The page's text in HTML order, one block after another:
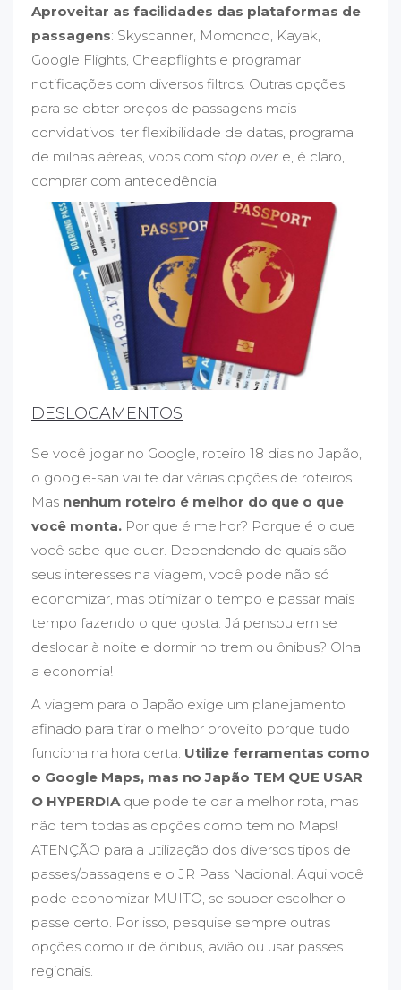
Aproveitar as facilidades das plataformas de
passagens: Skyscanner, Momondo, Kayak,
Google Flights, Cheapflights e programar
notificações com diversos filtros. Outras opções
para se obter preços de passagens mais
convidativos: ter flexibilidade de datas, programa
de milhas aéreas, voos com stop over e, é claro,
comprar com antecedência.
DESLOCAMENTOS
Se você jogar no Google, roteiro 18 dias no Japão,
o google-san vai te dar várias opções de roteiros.
Mas nenhum roteiro é melhor do que o que
você monta. Por que é melhor? Porque é o que
você sabe que quer. Dependendo de quais são
seus interesses na viagem, você pode não só
economizar, mas otimizar o tempo e passar mais
tempo fazendo o que gosta. Já pensou em se
deslocar à noite e dormir no trem ou ônibus? Olha
a economia!
A viagem para o Japão exige um planejamento
afinado para tirar o melhor proveito porque tudo
funciona na hora certa. Utilize ferramentas como
o Google Maps, mas no Japão TEM QUE USAR
O HYPERDIAque pode te dar a melhor rota, mas
não tem todas as opções como tem no Maps!
ATENÇÃO para a utilização dos diversos tipos de
passes/passagens e o JR Pass Nacional. Aqui você
pode economizar MUITO, se souber escolher o
passe certo. Por isso, pesquise sempre outras
opções como ir de ônibus, avião ou usar passes
regionais.